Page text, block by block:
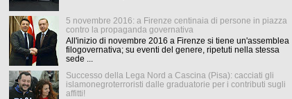
5 novembre 2016: a Firenze centinaia di persone in piazza
contro la propaganda governativa
All'inizio di novembre 2016 a Firenze si tiene un'assemblea
filogovernativa; su eventi del genere, ripetuti nella stessa
sede ...
Successo della Lega Nord a Cascina (Pisa): cacciati gli
islamonegroterroristi dalle graduatorie per i contributi sugli
affitti!